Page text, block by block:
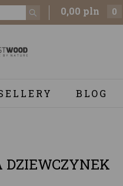
0,00 pln 0
BLOG
DZIEWCZYNEK